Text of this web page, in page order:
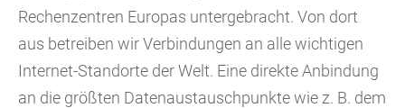
Rechenzentren Europas untergebracht. Von dort
aus betreiben wir Verbindungen an alle wichtigen
Internet-Standorte der Welt. Eine direkte Anbindung
an die größten Datenaustauschpunkte wie z. B. dem